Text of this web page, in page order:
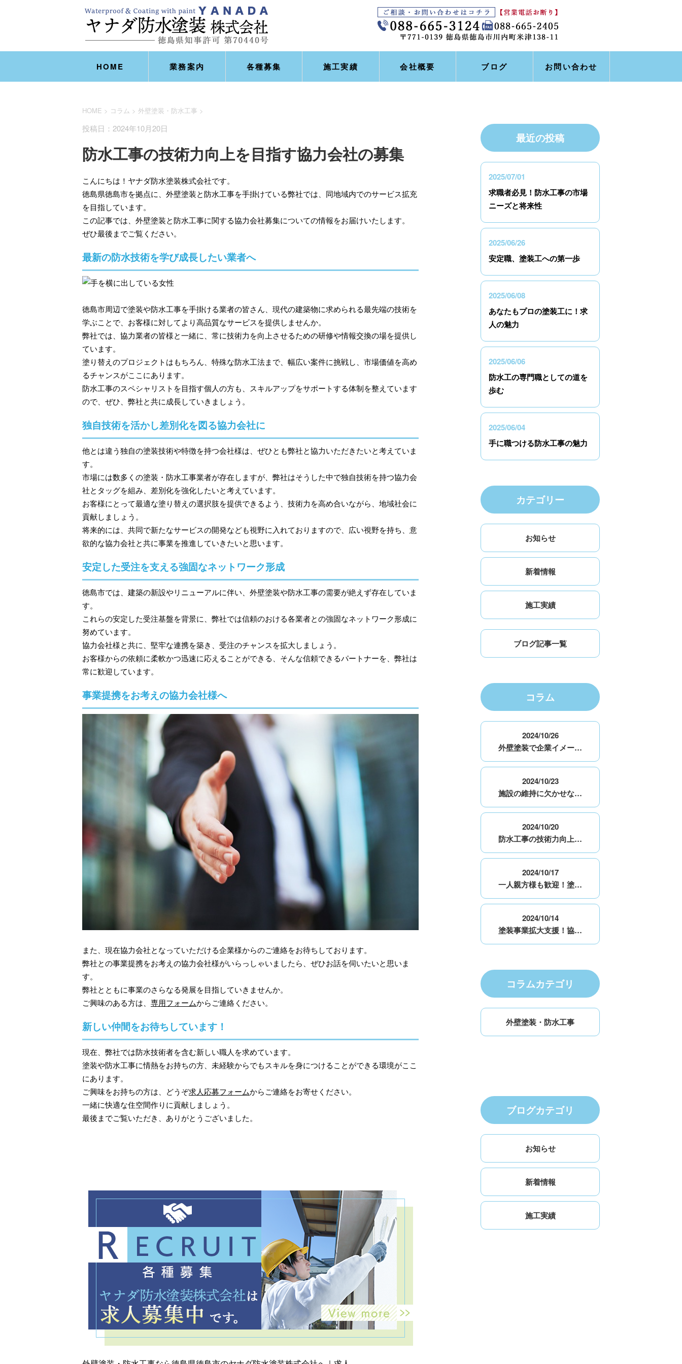
HOME 業務案内 各種募集 施工実績 会社概要 ブログ お問い合わせ
HOME > コラム > 外壁塗装・防水工事 >
投稿日：2024年10月20日
防水工事の技術力向上を目指す協力会社の募集
こんにちは！ヤナダ防水塗装株式会社です。
徳島県徳島市を拠点に、外壁塗装と防水工事を手掛けている弊社では、同地域内でのサービス拡充
を目指しています。
この記事では、外壁塗装と防水工事に関する協力会社募集についての情報をお届けいたします。
ぜひ最後までご覧ください。
最新の防水技術を学び成長したい業者へ
徳島市周辺で塗装や防水工事を手掛ける業者の皆さん、現代の建築物に求められる最先端の技術を
学ぶことで、お客様に対してより高品質なサービスを提供しませんか。
弊社では、協力業者の皆様と一緒に、常に技術力を向上させるための研修や情報交換の場を提供し
ています。
塗り替えのプロジェクトはもちろん、特殊な防水工法まで、幅広い案件に挑戦し、市場価値を高め
るチャンスがここにあります。
防水工事のスペシャリストを目指す個人の方も、スキルアップをサポートする体制を整えています
ので、ぜひ、弊社と共に成長していきましょう。
独自技術を活かし差別化を図る協力会社に
他とは違う独自の塗装技術や特徴を持つ会社様は、ぜひとも弊社と協力いただきたいと考えていま
す。
市場には数多くの塗装・防水工事業者が存在しますが、弊社はそうした中で独自技術を持つ協力会
社とタッグを組み、差別化を強化したいと考えています。
お客様にとって最適な塗り替えの選択肢を提供できるよう、技術力を高め合いながら、地域社会に
貢献しましょう。
将来的には、共同で新たなサービスの開発なども視野に入れておりますので、広い視野を持ち、意
欲的な協力会社と共に事業を推進していきたいと思います。
安定した受注を支える強固なネットワーク形成
徳島市では、建築の新設やリニューアルに伴い、外壁塗装や防水工事の需要が絶えず存在していま
す。
これらの安定した受注基盤を背景に、弊社では信頼のおける各業者との強固なネットワーク形成に
努めています。
協力会社様と共に、堅牢な連携を築き、受注のチャンスを拡大しましょう。
お客様からの依頼に柔軟かつ迅速に応えることができる、そんな信頼できるパートナーを、弊社は
常に歓迎しています。
事業提携をお考えの協力会社様へ
また、現在協力会社となっていただける企業様からのご連絡をお待ちしております。
弊社との事業提携をお考えの協力会社様がいらっしゃいましたら、ぜひお話を伺いたいと思いま
す。
弊社とともに事業のさらなる発展を目指していきませんか。
ご興味のある方は、 専用フォームからご連絡ください。
新しい仲間をお待ちしています！
現在、弊社では防水技術者を含む新しい職人を求めています。
塗装や防水工事に情熱をお持ちの方、未経験からでもスキルを身につけることができる環境がここ
にあります。
ご興味をお持ちの方は、どうぞ求人応募フォームからご連絡をお寄せください。
一緒に快適な住空間作りに貢献しましょう。
最後までご覧いただき、ありがとうございました。
最近の投稿
2025/07/01
求職者必見！防水工事の市場
ニーズと将来性
2025/06/26
安定職、塗装工への第一歩
2025/06/08
あなたもプロの塗装工に！求
人の魅力
2025/06/06
防水工の専門職としての道を
歩む
2025/06/04
手に職つける防水工事の魅力
カテゴリー
お知らせ
新着情報
施工実績
ブログ記事一覧
コラム
2024/10/26
外壁塗装で企業イメー…
2024/10/23
施設の維持に欠かせな…
2024/10/20
防水工事の技術力向上…
2024/10/17
一人親方様も歓迎！塗…
2024/10/14
塗装事業拡大支援！協…
コラムカテゴリ
外壁塗装・防水工事
ブログカテゴリ
お知らせ
新着情報
施工実績